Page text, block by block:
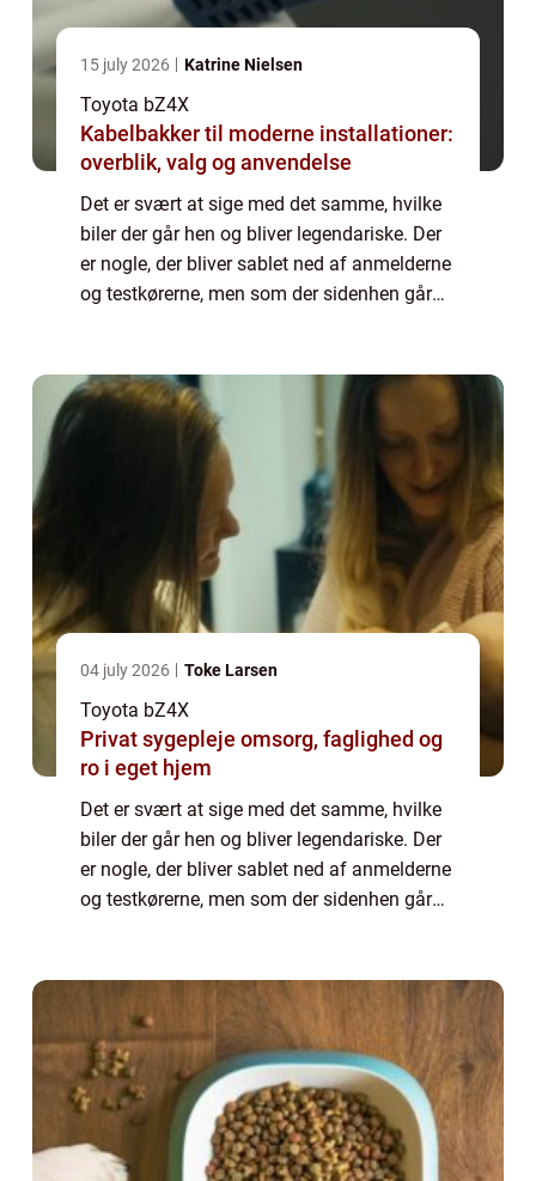
15 july 2026 Katrine Nielsen
Toyota bZ4X
Kabelbakker til moderne installationer:
overblik, valg og anvendelse
Det er svært at sige med det samme, hvilke
biler der går hen og bliver legendariske. Der
er nogle, der bliver sablet ned af anmelderne
og testkørerne, men som der sidenhen går
04 july 2026 Toke Larsen
Toyota bZ4X
Privat sygepleje omsorg, faglighed og
ro i eget hjem
Det er svært at sige med det samme, hvilke
biler der går hen og bliver legendariske. Der
er nogle, der bliver sablet ned af anmelderne
og testkørerne, men som der sidenhen går